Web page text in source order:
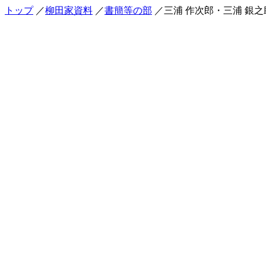
トップ ／柳田家資料 ／書簡等の部 ／三浦 作次郎・三浦 銀之